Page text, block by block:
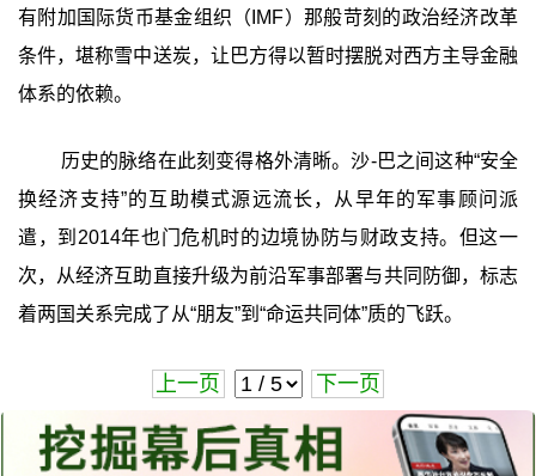
有附加国际货币基金组织（IMF）那般苛刻的政治经济改革
条件，堪称雪中送炭，让巴方得以暂时摆脱对西方主导金融
体系的依赖。
历史的脉络在此刻变得格外清晰。沙-巴之间这种“安全
换经济支持”的互助模式源远流长，从早年的军事顾问派
遣，到2014年也门危机时的边境协防与财政支持。但这一
次，从经济互助直接升级为前沿军事部署与共同防御，标志
着两国关系完成了从“朋友”到“命运共同体”质的飞跃。
上一页 下一页